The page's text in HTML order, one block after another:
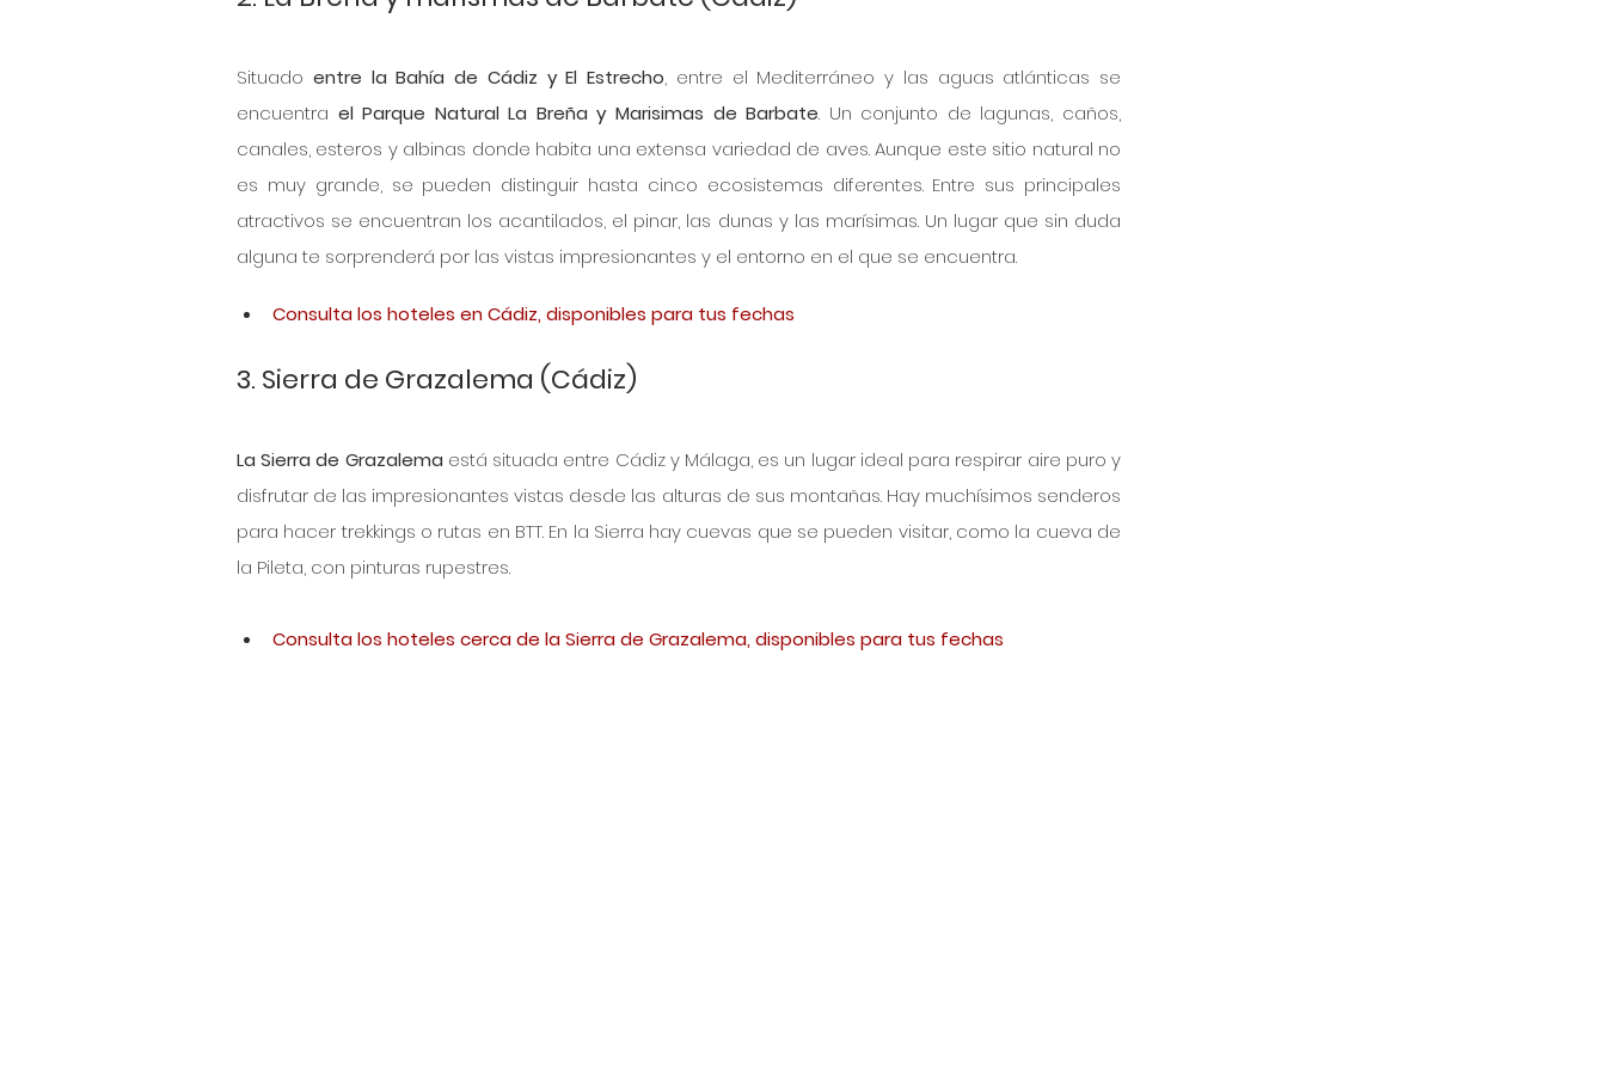
Situado entre la Bahía de Cádiz y El Estrecho, entre el Mediterráneo y las aguas atlánticas se
encuentra el Parque Natural La Breña y Marisimas de Barbate. Un conjunto de lagunas, caños,
canales, esteros y albinas donde habita una extensa variedad de aves. Aunque este sitio natural no
es muy grande, se pueden distinguir hasta cinco ecosistemas diferentes. Entre sus principales
atractivos se encuentran los acantilados, el pinar, las dunas y las marísimas. Un lugar que sin duda
alguna te sorprenderá por las vistas impresionantes y el entorno en el que se encuentra.
Consulta los hoteles en Cádiz, disponibles para tus fechas
3. Sierra de Grazalema (Cádiz)
La Sierra de Grazalema está situada entre Cádiz y Málaga, es un lugar ideal para respirar aire puro y
disfrutar de las impresionantes vistas desde las alturas de sus montañas. Hay muchísimos senderos
para hacer trekkings o rutas en BTT. En la Sierra hay cuevas que se pueden visitar, como la cueva de
la Pileta, con pinturas rupestres.
Consulta los hoteles cerca de la Sierra de Grazalema, disponibles para tus fechas